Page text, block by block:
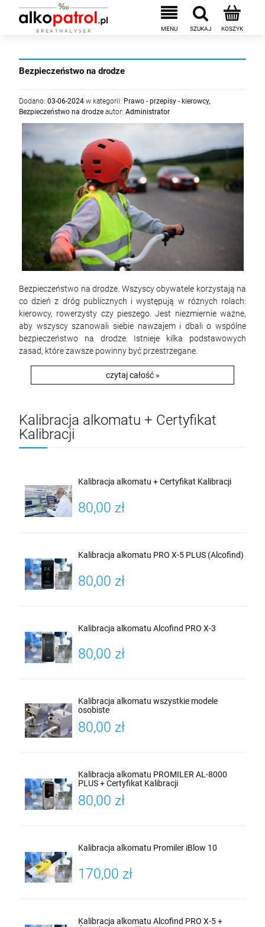
Bezpieczeństwo na drodze
Dodano: 03-06-2024 w kategorii: Prawo - przepisy - kierowcy,
Bezpieczeństwo na drodze autor: Administrator
Bezpieczeństwo na drodze. Wszyscy obywatele korzystają na
co dzień z dróg publicznych i występują w różnych rolach:
kierowcy, rowerzysty czy pieszego. Jest niezmiernie ważne,
aby wszyscy szanowali siebie nawzajem i dbali o wspólne
bezpieczeństwo na drodze. Istnieje kilka podstawowych
zasad, które zawsze powinny być przestrzegane.
czytaj całość »
Kalibracja alkomatu + Certyfikat
Kalibracji
Kalibracja alkomatu + Certyfikat Kalibracji
80,00 zł
Kalibracja alkomatu PRO X-5 PLUS (Alcofind)
80,00 zł
Kalibracja alkomatu Alcofind PRO X-3
80,00 zł
Kalibracja alkomatu wszystkie modele
osobiste
80,00 zł
Kalibracja alkomatu PROMILER AL-8000
PLUS + Certyfikat Kalibracji
80,00 zł
Kalibracja alkomatu Promiler iBlow 10
170,00 zł
Kalibracja alkomatu Alcofind PRO X-5 +